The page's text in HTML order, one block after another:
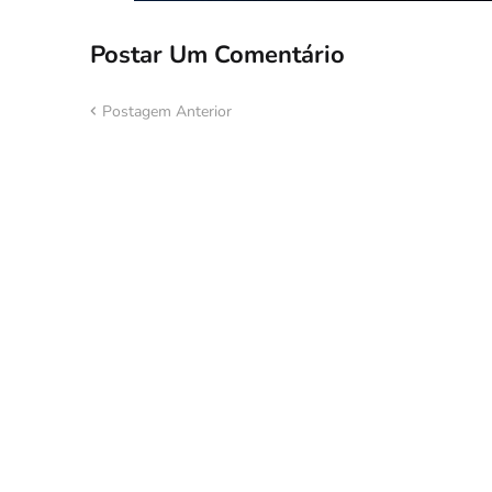
Postar Um Comentário
Postagem Anterior